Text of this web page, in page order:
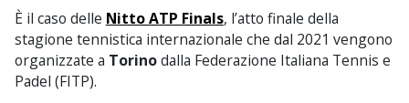
È il caso delle Nitto ATP Finals, l’atto finale della
stagione tennistica internazionale che dal 2021 vengono
organizzate a Torinodalla Federazione Italiana Tennis e
Padel (FITP).